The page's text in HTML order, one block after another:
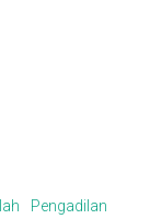
Pengadilan